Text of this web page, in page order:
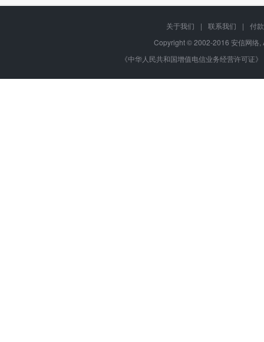
关于我们 | 联系我们 |
付
Copyright © 2002-2016 安信网
《中华人民共和国增值电信业务经营许可